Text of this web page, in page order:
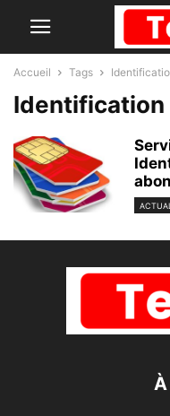
Accueil Tags
Identification
À